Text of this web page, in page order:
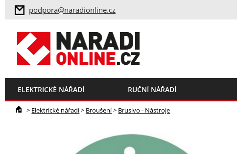
podpora@naradionline.cz
ELEKTRICKÉ NÁŘADÍ RUČNÍ NÁŘADÍ
> Elektrické nářadí> Broušení> Brusivo - Nástroje